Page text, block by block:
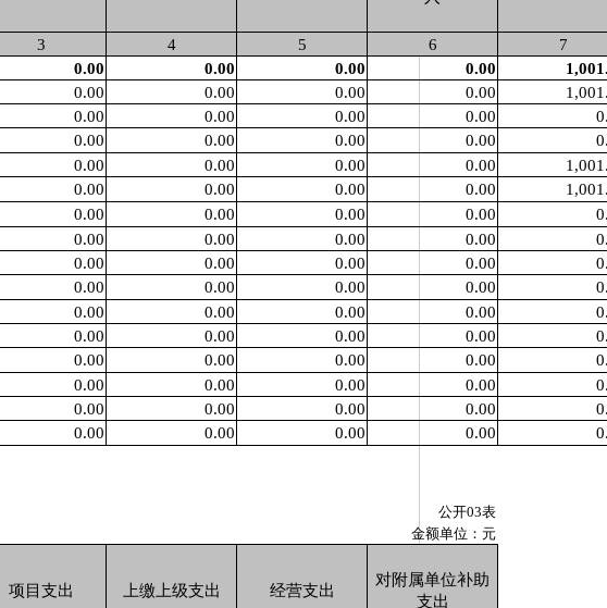
3 4 5 6
7
0.00 0.00 0.00 0.00
0.00 0.00 0.00 0.00
0.00 0.00 0.00 0.00
0.00 0.00 0.00 0.00
0.00 0.00 0.00 0.00
0.00 0.00 0.00 0.00
0.00 0.00 0.00 0.00
0.00 0.00 0.00 0.00
0.00 0.00 0.00 0.00
0.00 0.00 0.00 0.00
0.00 0.00 0.00 0.00
0.00 0.00 0.00 0.00
0.00 0.00 0.00 0.00
0.00 0.00 0.00 0.00
0.00 0.00 0.00 0.00
0.00 0.00 0.00 0.00
公开03表
金额单位：元
项目支出 上缴上级支出 经营支出
对附属单位补助
支出